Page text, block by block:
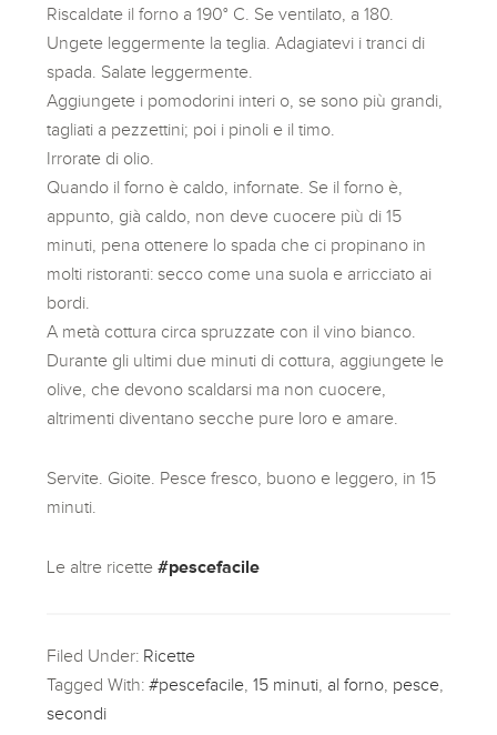
Riscaldate il forno a 190° C. Se ventilato, a 180.
Ungete leggermente la teglia. Adagiatevi i tranci di
spada. Salate leggermente.
Aggiungete i pomodorini interi o, se sono più grandi,
tagliati a pezzettini; poi i pinoli e il timo.
Irrorate di olio.
Quando il forno è caldo, infornate. Se il forno è,
appunto, già caldo, non deve cuocere più di 15
minuti, pena ottenere lo spada che ci propinano in
molti ristoranti: secco come una suola e arricciato ai
bordi.
A metà cottura circa spruzzate con il vino bianco.
Durante gli ultimi due minuti di cottura, aggiungete le
olive, che devono scaldarsi ma non cuocere,
altrimenti diventano secche pure loro e amare.
Servite. Gioite. Pesce fresco, buono e leggero, in 15
minuti.
Le altre ricette#pescefacile
Filed Under: Ricette
Tagged With:#pescefacile ,15 minuti al forno pesce
secondi